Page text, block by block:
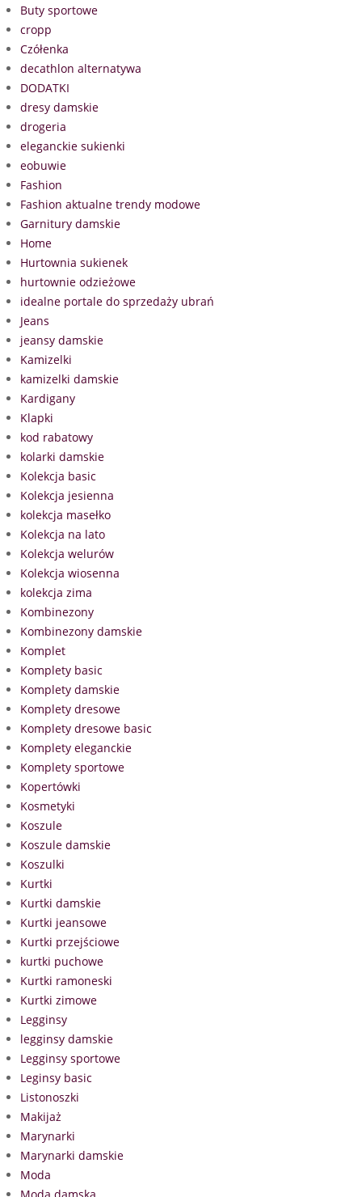
Buty sportowe
cropp
Czółenka
decathlon alternatywa
DODATKI
dresy damskie
drogeria
eleganckie sukienki
eobuwie
Fashion
Fashion aktualne trendy modowe
Garnitury damskie
Home
Hurtownia sukienek
hurtownie odzieżowe
idealne portale do sprzedaży ubrań
Jeans
jeansy damskie
Kamizelki
kamizelki damskie
Kardigany
Klapki
kod rabatowy
kolarki damskie
Kolekcja basic
Kolekcja jesienna
kolekcja masełko
Kolekcja na lato
Kolekcja welurów
Kolekcja wiosenna
kolekcja zima
Kombinezony
Kombinezony damskie
Komplet
Komplety basic
Komplety damskie
Komplety dresowe
Komplety dresowe basic
Komplety eleganckie
Komplety sportowe
Kopertówki
Kosmetyki
Koszule
Koszule damskie
Koszulki
Kurtki
Kurtki damskie
Kurtki jeansowe
Kurtki przejściowe
kurtki puchowe
Kurtki ramoneski
Kurtki zimowe
Legginsy
legginsy damskie
Legginsy sportowe
Leginsy basic
Listonoszki
Makijaż
Marynarki
Marynarki damskie
Moda